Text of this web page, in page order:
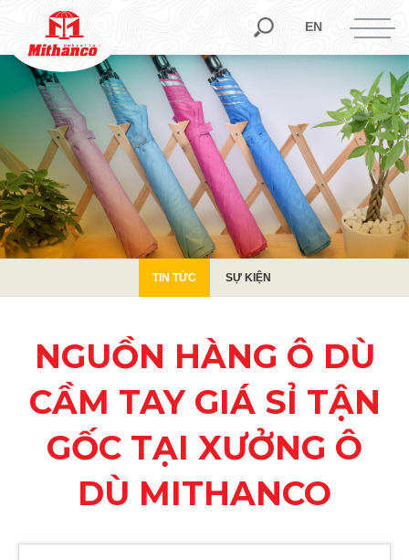
EN
SỰ KIỆN
TIN TỨC SỰ KIỆN
NGUỒN HÀNG Ô DÙ
CẦM TAY GIÁ SỈ TẬN
GỐC TẠI XƯỞNG Ô
DÙ MITHANCO